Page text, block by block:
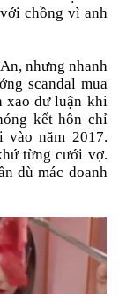
chồng vì anh
nhưng nhanh
scandal mua
xao dư luận khi
kết hôn chỉ
vào năm 2017.
từng cưới vợ.
dù mác doanh